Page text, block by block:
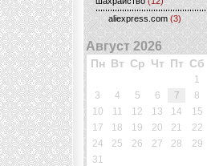
aliexpress.com (3)
Август 2026
Пн Вт Ср Чт Пт Сб
1
3
4 5 6 7 8
10
11 12 13 14 15
17
18 19 20 21 22
24
25 26 27 28 29
31